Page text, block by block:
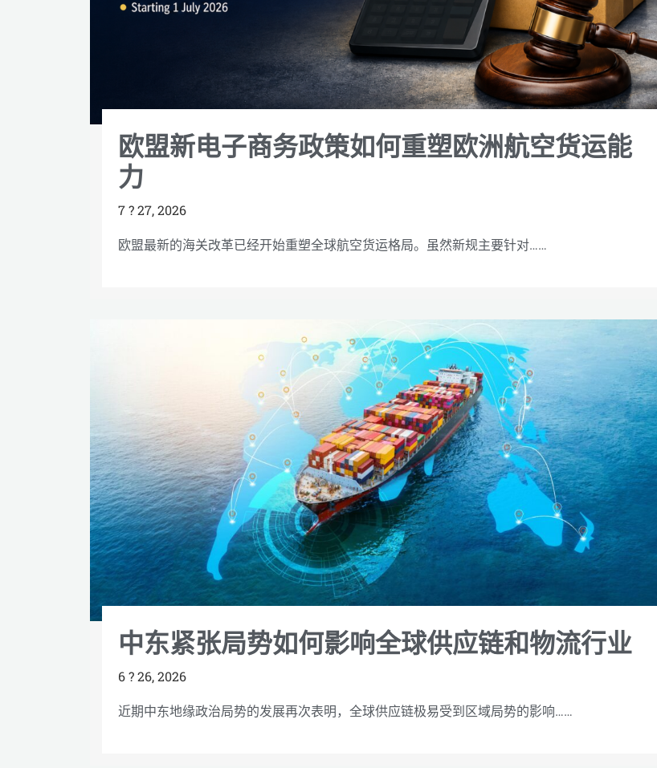
欧盟新电子商务政策如何重塑欧洲航空货运能
力
7 ? 27, 2026
欧盟最新的海关改革已经开始重塑全球航空货运格局。虽然新规主要针对……
中东紧张局势如何影响全球供应链和物流行业
6 ? 26, 2026
近期中东地缘政治局势的发展再次表明，全球供应链极易受到区域局势的影响……